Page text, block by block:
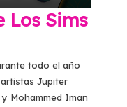
Los Sims
todo el año
Jupiter
Mohammed Iman